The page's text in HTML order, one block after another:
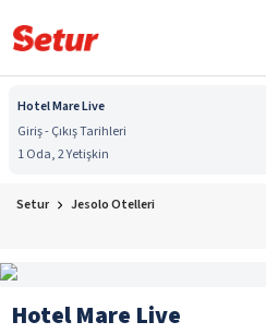
Hotel Mare Live
Giriş - Çıkış Tarihleri
1 Oda, 2 Yetişkin
Setur Jesolo Otelleri
Hotel Mare Live